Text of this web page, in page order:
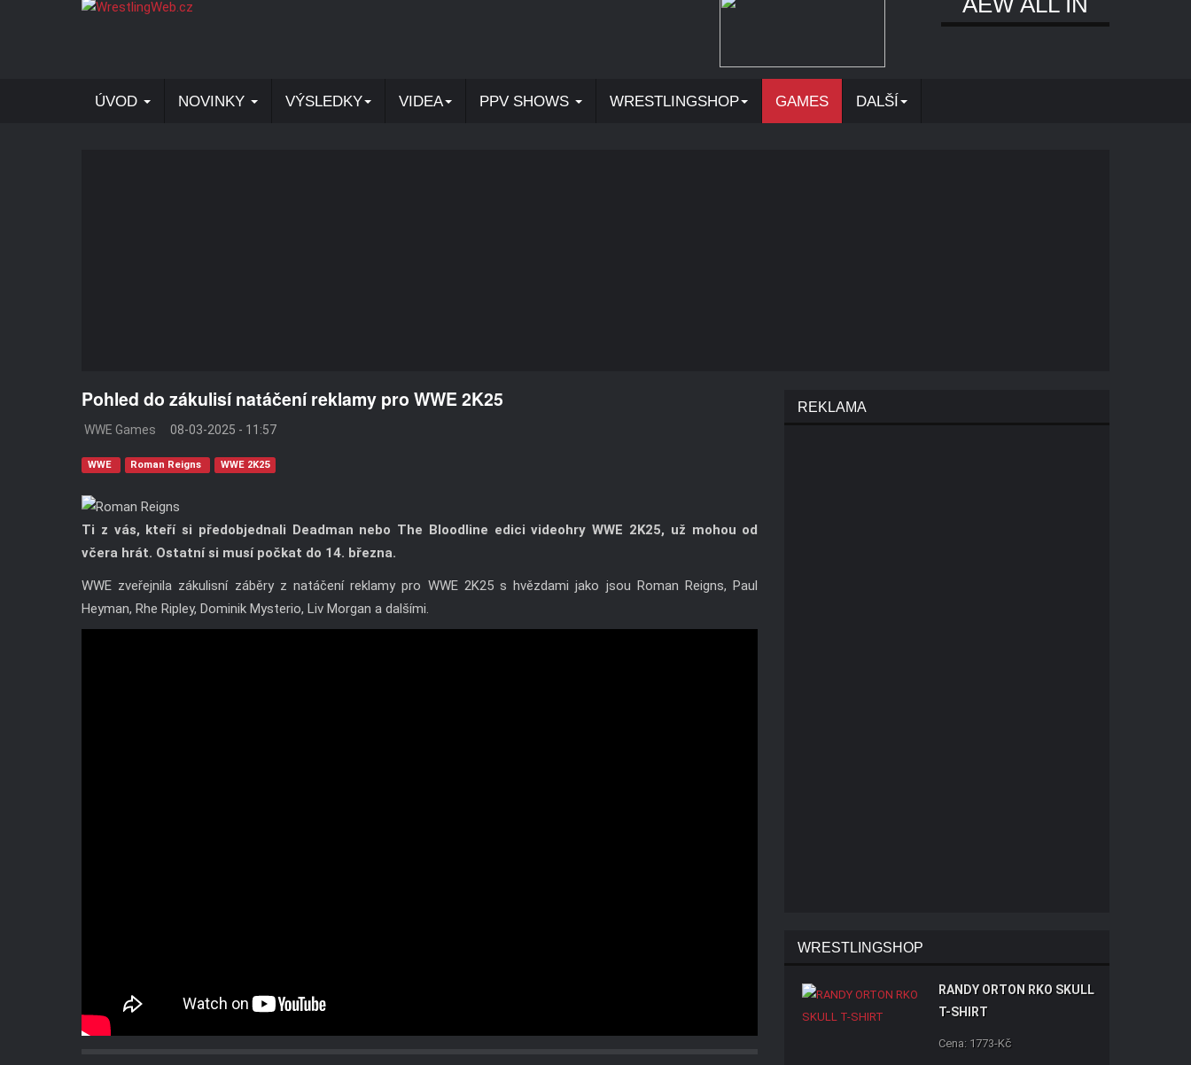
ÚVOD NOVINKY VÝSLEDKY VIDEA PPV SHOWS WRESTLINGSHOP GAMES DALŠÍ
Pohled do zákulisí natáčení reklamy pro WWE 2K25
WWE Games 08-03-2025 - 11:57
WWE Roman Reigns WWE 2K25
Ti z vás, kteří si předobjednali Deadman nebo The Bloodline edici videohry WWE 2K25, už mohou od
včera hrát. Ostatní si musí počkat do 14. března.
WWE zveřejnila zákulisní záběry z natáčení reklamy pro WWE 2K25 s hvězdami jako jsou Roman Reigns, Paul
Heyman, Rhe Ripley, Dominik Mysterio, Liv Morgan a dalšími.
REKLAMA
WRESTLINGSHOP
RANDY ORTON RKO SKULL
T-SHIRT
Cena: 1773-Kč